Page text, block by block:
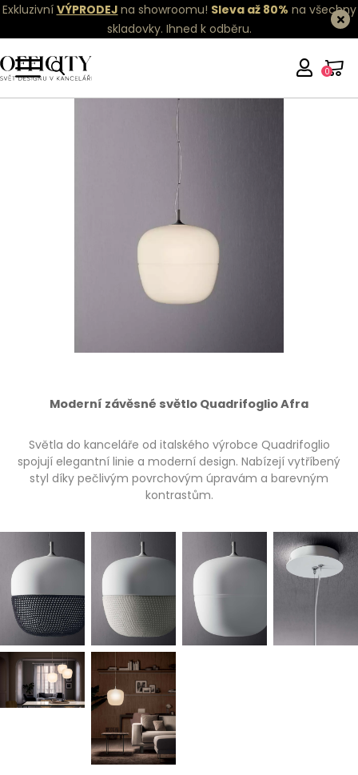
Exkluzivní VÝPRODEJ na showroomu! Sleva až 80% na všechny
skladovky. Ihned k odběru.
0
Moderní závěsné světlo Quadrifoglio Afra
Světla do kanceláře od italského výrobce Quadrifoglio
spojují elegantní linie a moderní design. Nabízejí vytříbený
styl díky pečlivým povrchovým úpravám a barevným
kontrastům.